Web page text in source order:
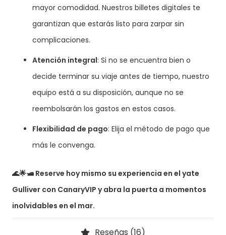
mayor comodidad. Nuestros billetes digitales te
garantizan que estarás listo para zarpar sin
complicaciones.
Atención integral: Si no se encuentra bien o
decide terminar su viaje antes de tiempo, nuestro
equipo está a su disposición, aunque no se
reembolsarán los gastos en estos casos.
Flexibilidad de pago: Elija el método de pago que
más le convenga.
🌊🌟🛥️ Reserve hoy mismo su experiencia en el yate
Gulliver con CanaryVIP y abra la puerta a momentos
inolvidables en el mar.
Reseñas (16)